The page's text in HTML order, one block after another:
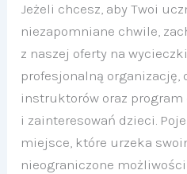
Jeżeli chcesz, aby Twoi
niezapomniane chwile,
z naszej oferty na
profesjonalną organizację,
instruktorów oraz program
i zainteresowań dzieci.
miejsce, które urzeka
nieograniczone